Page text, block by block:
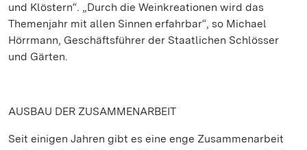
und Klöstern“. „Durch die Weinkreationen wird das
Themenjahr mit allen Sinnen erfahrbar“, so Michael
Hörrmann, Geschäftsführer der Staatlichen Schlösser
und Gärten.
AUSBAU DER ZUSAMMENARBEIT
Seit einigen Jahren gibt es eine enge Zusammenarbeit